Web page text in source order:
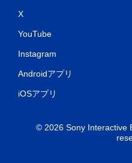
X
YouTube
Instagram
Androidアプリ
iOSアプリ
© 2026 Sony Interactive